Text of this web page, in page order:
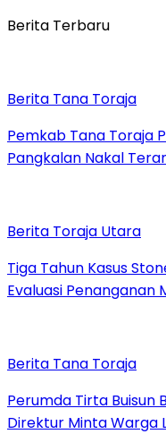
Berita Terbaru
Berita Tana Toraja
Pemkab Tana Toraja
Pangkalan Nakal
Berita Toraja Utara
Tiga Tahun Kasus
Evaluasi Penanganan
Berita Tana Toraja
Perumda Tirta Buisun
Direktur Minta Warga